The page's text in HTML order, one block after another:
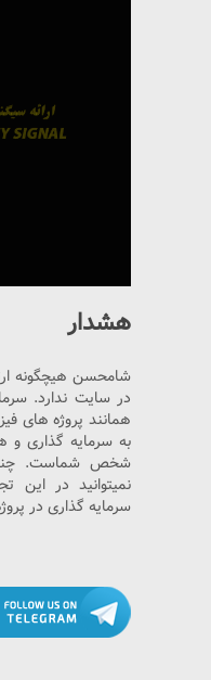
هشدار
شامحسن هیچگونه
در سایت ندارد.
همانند پروژه های
به سرمایه گذاری
شخص شماست.
نمیتوانید در این
سرمایه گذاری در